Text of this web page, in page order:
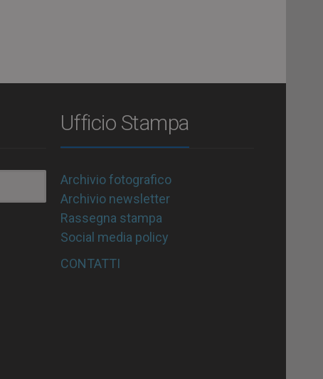
Ufficio Stampa
Archivio fotografico
Archivio newsletter
Rassegna stampa
Social media policy
CONTATTI